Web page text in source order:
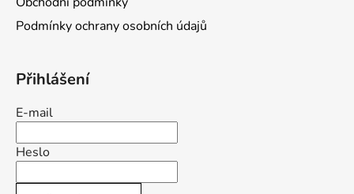
Podmínky ochrany osobních údajů
Přihlášení
E-mail
Heslo